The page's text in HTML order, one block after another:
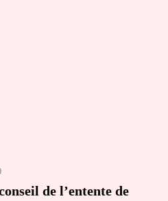
de l’entente de